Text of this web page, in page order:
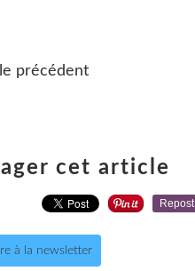
précédent
cet article
Repost
à la newsletter